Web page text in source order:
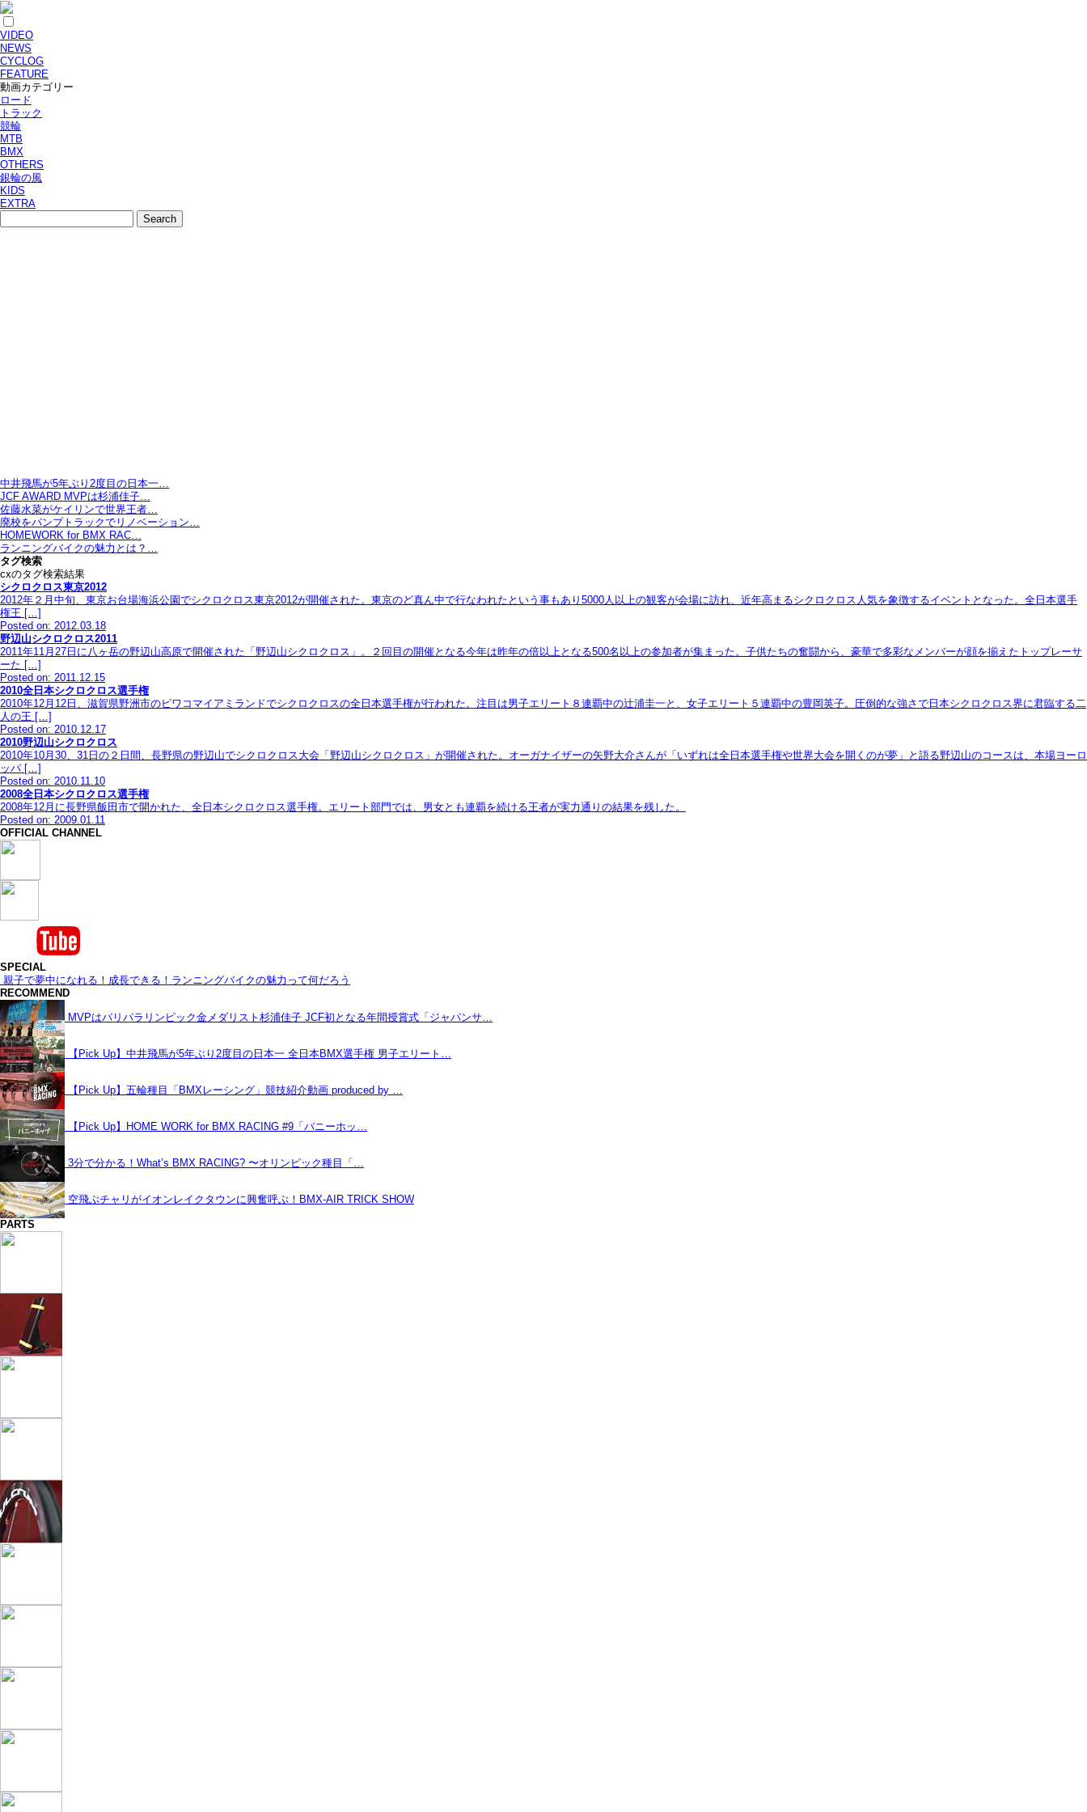
VIDEO
NEWS
CYCLOG
FEATURE
動画カテゴリー
ロード
トラック
競輪
MTB
BMX
OTHERS
銀輪の風
KIDS
EXTRA
中井飛馬が5年ぶり2度目の日本一…
JCF AWARD MVPは杉浦佳子…
佐藤水菜がケイリンで世界王者…
廃校をパンプトラックでリノベーション…
HOMEWORK for BMX RAC…
ランニングバイクの魅力とは？…
タグ検索
cxのタグ検索結果
シクロクロス東京2012
2012年２月中旬、東京お台場海浜公園でシクロクロス東京2012が開催された。東京のど真ん中で行なわれたという事もあり5000人以上の観客が会場に訪れ、近年高まるシクロクロス人気を象徴するイベントとなった。全日本選手
権王 […]
Posted on: 2012.03.18
野辺山シクロクロス2011
2011年11月27日に八ヶ岳の野辺山高原で開催された「野辺山シクロクロス」。２回目の開催となる今年は昨年の倍以上となる500名以上の参加者が集まった。子供たちの奮闘から、豪華で多彩なメンバーが顔を揃えたトップレーサ
ーた […]
Posted on: 2011.12.15
2010全日本シクロクロス選手権
2010年12月12日、滋賀県野洲市のビワコマイアミランドでシクロクロスの全日本選手権が行われた。注目は男子エリート８連覇中の辻浦圭一と、女子エリート５連覇中の豊岡英子。圧倒的な強さで日本シクロクロス界に君臨する二
人の王 […]
Posted on: 2010.12.17
2010野辺山シクロクロス
2010年10月30、31日の２日間、長野県の野辺山でシクロクロス大会「野辺山シクロクロス」が開催された。オーガナイザーの矢野大介さんが「いずれは全日本選手権や世界大会を開くのが夢」と語る野辺山のコースは、本場ヨーロ
ッパ […]
Posted on: 2010.11.10
2008全日本シクロクロス選手権
2008年12月に長野県飯田市で開かれた、全日本シクロクロス選手権。エリート部門では、男女とも連覇を続ける王者が実力通りの結果を残した。
Posted on: 2009.01.11
OFFICIAL CHANNEL
SPECIAL
親子で夢中になれる！成長できる！ランニングバイクの魅力って何だろう
RECOMMEND
MVPはパリパラリンピック金メダリスト杉浦佳子 JCF初となる年間授賞式「ジャパンサ…
【Pick Up】中井飛馬が5年ぶり2度目の日本一 全日本BMX選手権 男子エリート…
【Pick Up】五輪種目「BMXレーシング」競技紹介動画 produced by …
【Pick Up】HOME WORK for BMX RACING #9「バニーホッ…
3分で分かる！What’s BMX RACING? 〜オリンピック種目「…
空飛ぶチャリがイオンレイクタウンに興奮呼ぶ！BMX-AIR TRICK SHOW
PARTS